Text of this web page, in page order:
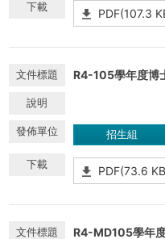
PDF(107.3
R4-105學年度博
招生組
PDF(73.6
R4-MD105學年